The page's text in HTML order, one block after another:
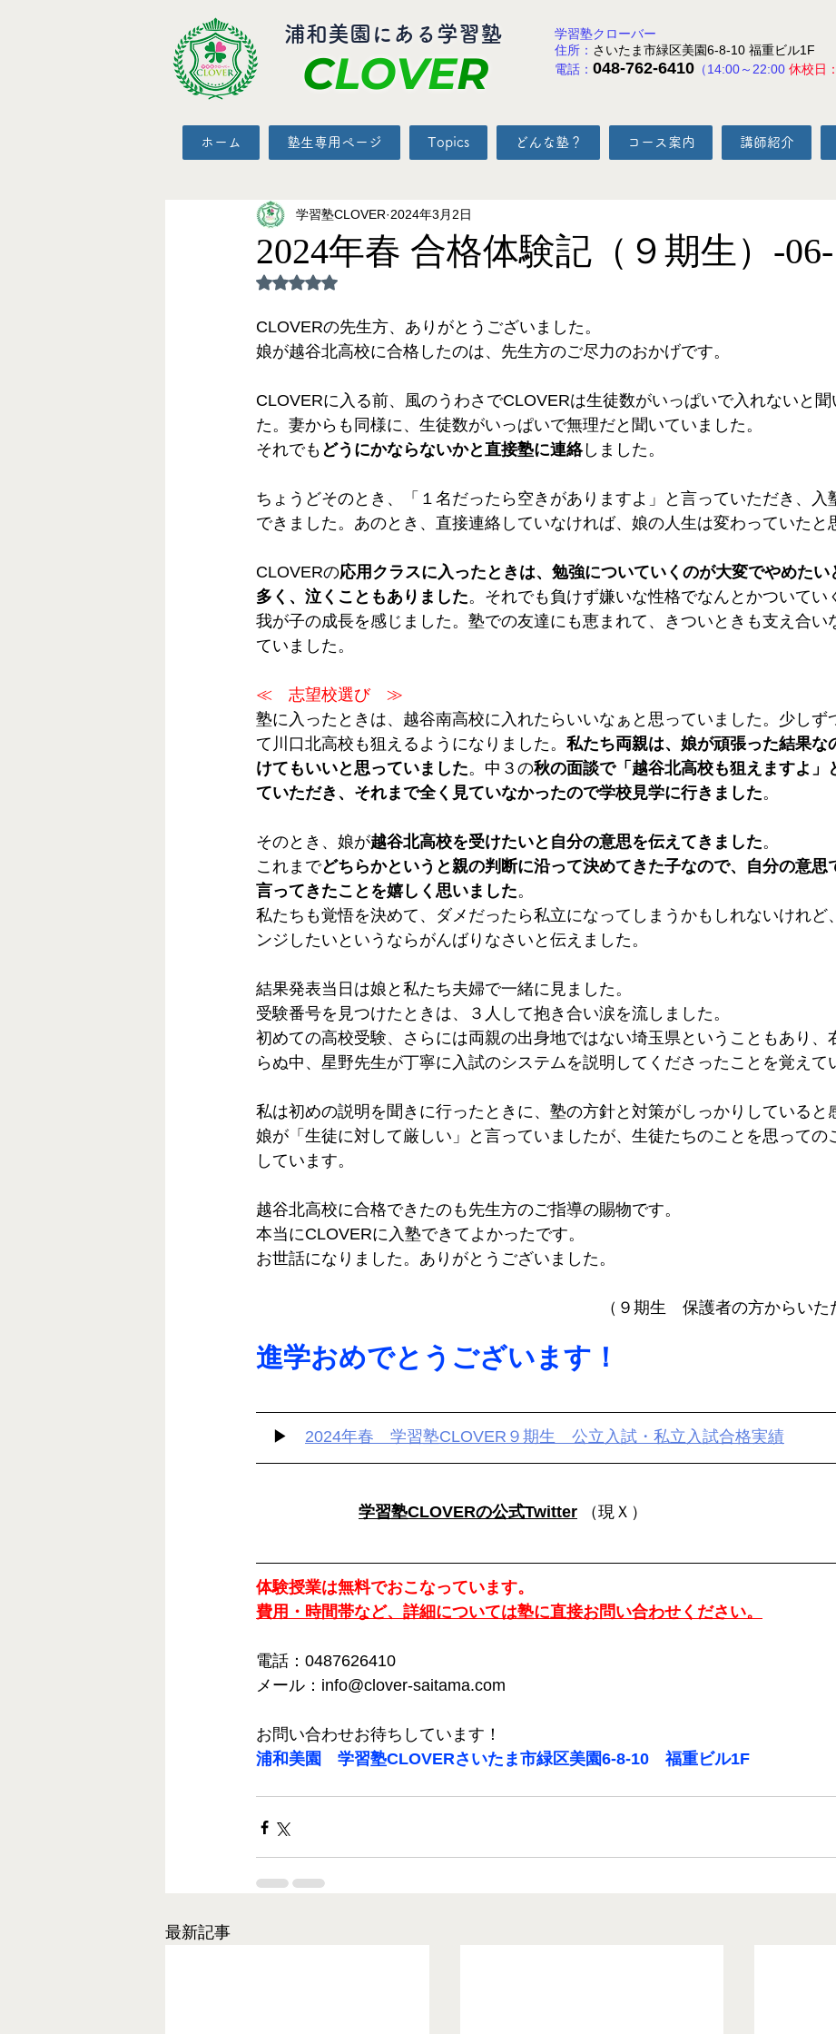
​浦和美園にある学習塾
CLOVER
学習塾クローバー
住所： さいたま市緑区美園6-8-10 福重ビル1F
電話： 048-762-6410 （14:00～22:00 休校日
ホーム 塾生専用ページ Topics どんな塾？ コース案内 講師紹介
2024年春 合格体験記（９期生）-06-
学習塾CLOVER 2024年3月2日
5つ星のうちNaNと評価されています。
CLOVERの先生方、ありがとうございました。
娘が越谷北高校に合格したのは、先生方のご尽力のおかげです。
CLOVERに入る前、風のうわさでCLOVERは生徒数がいっぱいで入れないと聞
た。妻からも同様に、生徒数がいっぱいで無理だと聞いていました。
それでも どうにかならないかと直接塾に連絡しました。
ちょうどそのとき、「１名だったら空きがありますよ」と言っていただき、入
できました。あのとき、直接連絡していなければ、娘の人生は変わっていたと
CLOVERの応用クラスに入ったときは、勉強についていくのが大変でやめたい
多く、泣くこともありました。それでも負けず嫌いな性格でなんとかついてい
我が子の成長を感じました。塾での友達にも恵まれて、きついときも支え合い
ていました。
≪　志望校選び　≫
塾に入ったときは、越谷南高校に入れたらいいなぁと思っていました。少しず
て川口北高校も狙えるようになりました。 私たち両親は、娘が頑張った結果な
けてもいいと思っていました。中３の秋の面談で「越谷北高校も狙えますよ」
ていただき、それまで全く見ていなかったので学校見学に行きました。
そのとき、娘が越谷北高校を受けたいと自分の意思を伝えてきました。
これまでどちらかというと親の判断に沿って決めてきた子なので、自分の意思
言ってきたことを嬉しく思いました。
私たちも覚悟を決めて、ダメだったら私立になってしまうかもしれないけれど
ンジしたいというならがんばりなさいと伝えました。
結果発表当日は娘と私たち夫婦で一緒に見ました。
受験番号を見つけたときは、３人して抱き合い涙を流しました。
初めての高校受験、さらには両親の出身地ではない埼玉県ということもあり、
らぬ中、星野先生が丁寧に入試のシステムを説明してくださったことを覚えて
私は初めの説明を聞きに行ったときに、塾の方針と対策がしっかりしていると
娘が「生徒に対して厳しい」と言っていましたが、生徒たちのことを思っての
しています。
越谷北高校に合格できたのも先生方のご指導の賜物です。
本当にCLOVERに入塾できてよかったです。
お世話になりました。ありがとうございました。
（９期生　保護者の方からいた
進学おめでとうございます！
▶ 2024年春　学習塾CLOVER９期生　公立入試・私立入試合格実績
学習塾CLOVERの公式Twitter （現Ｘ）
体験授業は無料でおこなっています。
費用・時間帯など、詳細については塾に直接お問い合わせください。
電話：0487626410
メール：info@clover-saitama.com
お問い合わせお待ちしています！
浦和美園　学習塾CLOVERさいたま市緑区美園6-8-10　福重ビル1F
最新記事